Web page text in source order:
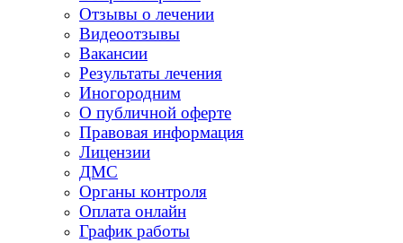
Отзывы о лечении
Видеоотзывы
Вакансии
Результаты лечения
Иногородним
О публичной оферте
Правовая информация
Лицензии
ДМС
Органы контроля
Оплата онлайн
График работы